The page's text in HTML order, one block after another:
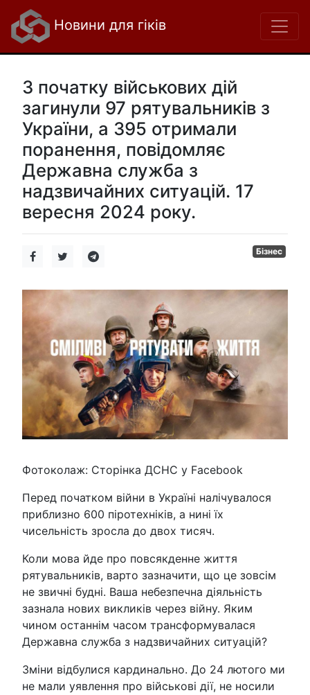
Новини для гіків
З початку військових дій
загинули 97 рятувальників з
України, а 395 отримали
поранення, повідомляє
Державна служба з
надзвичайних ситуацій. 17
вересня 2024 року.
Бізнес
Фотоколаж: Сторінка ДСНС у Facebook
Перед початком війни в Україні налічувалося
приблизно 600 піротехніків, а нині їх
чисельність зросла до двох тисяч.
Коли мова йде про повсякденне життя
рятувальників, варто зазначити, що це зовсім
не звичні будні. Ваша небезпечна діяльність
зазнала нових викликів через війну. Яким
чином останнім часом трансформувалася
Державна служба з надзвичайних ситуацій?
Зміни відбулися кардинально. До 24 лютого ми
не мали уявлення про військові дії, не носили